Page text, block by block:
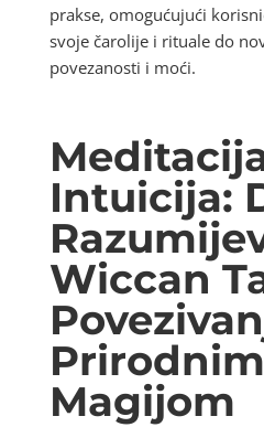
prakse, omogućujući
svoje čarolije i rituale do
povezanosti i moći.
Intuicija:
Wiccan
Magijom